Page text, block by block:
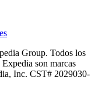
Group. Todos los
son marcas
Inc. CST# 2029030-